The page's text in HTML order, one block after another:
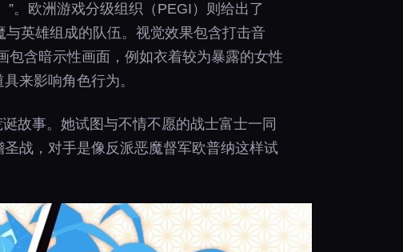
。欧洲游戏分级组织（PEGI）则给出了
英雄组成的队伍。视觉效果包含打击音
含暗示性画面，例如衣着较为暴露的女性
来影响角色行为。
故事。她试图与不情不愿的战士富士一同
战，对手是像反派恶魔督军欧普纳这样试